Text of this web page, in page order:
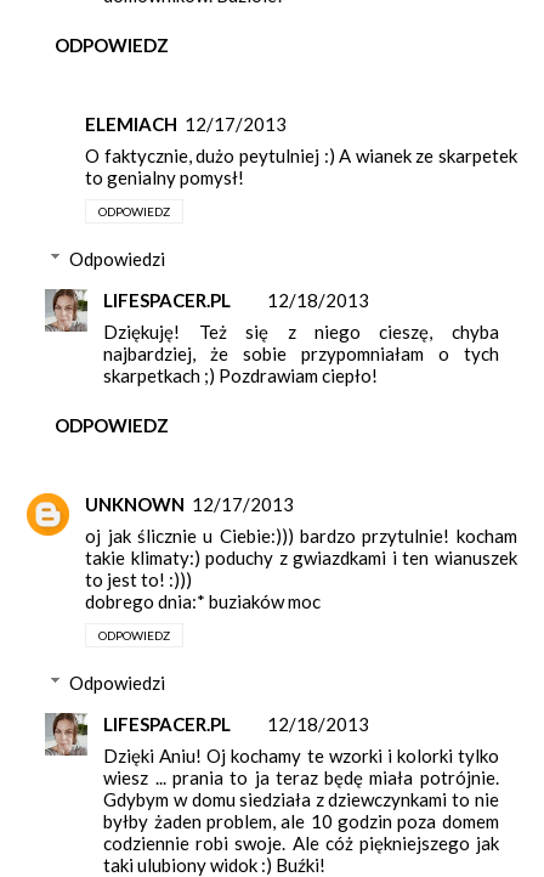
ODPOWIEDZ
ELEMIACH 12/17/2013
O faktycznie, dużo peytulniej :) A wianek ze skarpetek
to genialny pomysł!
ODPOWIEDZ
Odpowiedzi
LIFESPACER.PL
12/18/2013
Dziękuję! Też się z niego cieszę, chyba
najbardziej, że sobie przypomniałam o tych
skarpetkach ;) Pozdrawiam ciepło!
ODPOWIEDZ
UNKNOWN 12/17/2013
oj jak ślicznie u Ciebie:))) bardzo przytulnie! kocham
takie klimaty:) poduchy z gwiazdkami i ten wianuszek
to jest to! :)))
dobrego dnia:* buziaków moc
ODPOWIEDZ
Odpowiedzi
LIFESPACER.PL
12/18/2013
Dzięki Aniu! Oj kochamy te wzorki i kolorki tylko
wiesz ... prania to ja teraz będę miała potrójnie.
Gdybym w domu siedziała z dziewczynkami to nie
byłby żaden problem, ale 10 godzin poza domem
codziennie robi swoje. Ale cóż piękniejszego jak
taki ulubiony widok :) Buźki!